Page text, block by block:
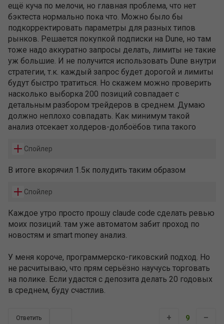
ещё куча по мелочи, но главная проблема, что нет
бэктеста нормально пока что. Можно было бы
подкорректировать параметры для разных типов
рынков. Решается покупкой подписки на Dune, но там
тоже надо аккуратно запросы делать, лимиты не такие
уж большие. И не получится использовать Dune внутри
стратегии, т.к. каждый запрос будет дорогой и лимиты
будут быстро тратиться. Но скажем можно проверить
насколько выборка 200 позиций совпадает с
детальным разбором трейдеров в среднем. Думаю
должно неплохо совпадать. Как минимум такой
анализ отсекает холдеров-долбоёбов типа такого
Спойлер
В итоге вкорячил 1.5к полудить таким образом
Спойлер
Каждое утро просто прошу claude code сделать ревью
моих позиций. там уже автоматом забит проход по
новостям и smart money анализ.
У меня короче, программерско-гиковский подход. Но
не расчитываю, что прям серьёзно научусь торговать
на полике. Если удастся с депозита делать 20 годовых
в среднем, буду счастлив.
Ответить + 9 –